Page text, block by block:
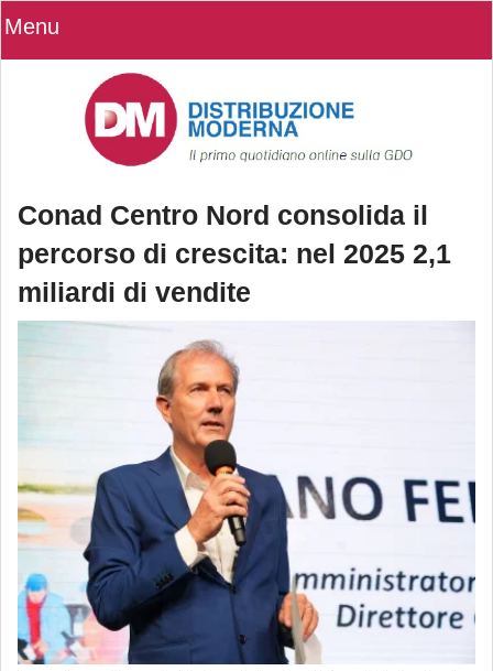
Menu
Conad Centro Nord consolida il
percorso di crescita: nel 2025 2,1
miliardi di vendite